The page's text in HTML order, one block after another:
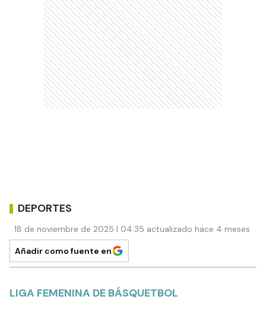
DEPORTES
18 de noviembre de 2025 | 04:35 actualizado hace 4 meses
Añadir como fuente en
LIGA FEMENINA DE BÁSQUETBOL